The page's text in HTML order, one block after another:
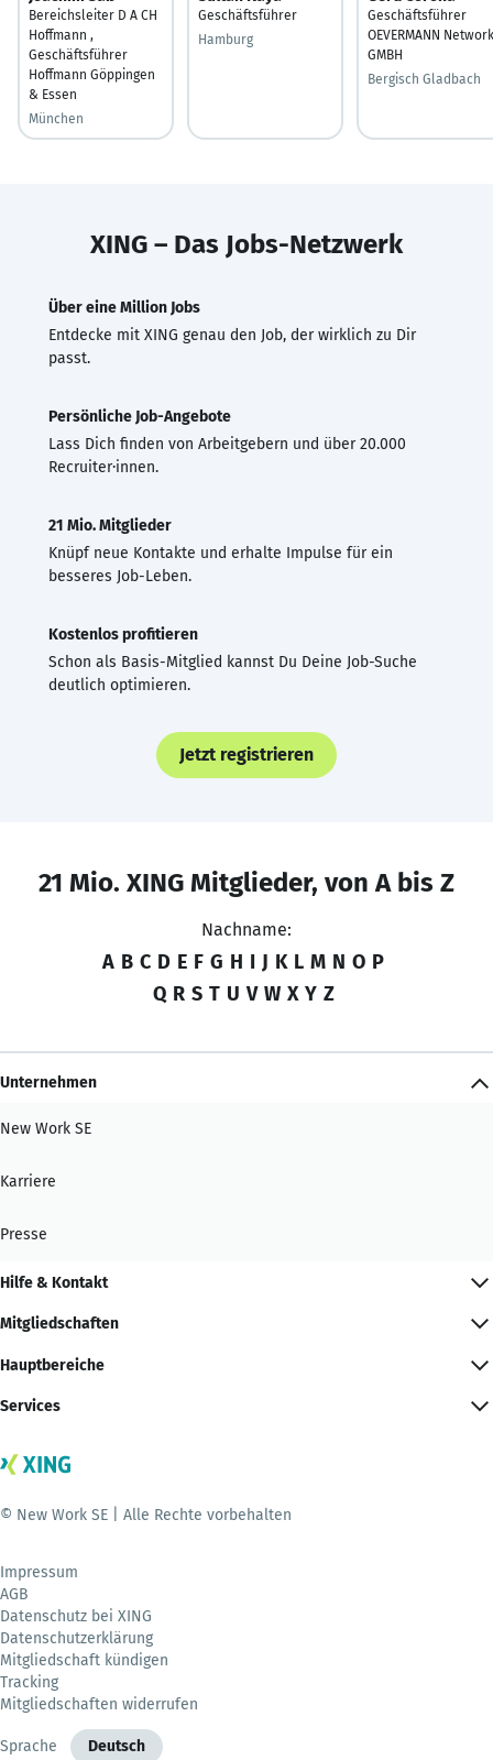
Bereichsleiter D A CH
Hoffmann ,
Geschäftsführer
Hoffmann Göppingen
& Essen
München
Geschäftsführer
Hamburg
Geschäftsführer
OEVERMANN
GMBH
Bergisch Gladbach
XING – Das Jobs-Netzwerk
Über eine Million Jobs
Entdecke mit XING genau den Job, der wirklich zu Dir
passt.
Persönliche Job-Angebote
Lass Dich finden von Arbeitgebern und über 20.000
Recruiter·innen.
21 Mio. Mitglieder
Knüpf neue Kontakte und erhalte Impulse für ein
besseres Job-Leben.
Kostenlos profitieren
Schon als Basis-Mitglied kannst Du Deine Job-Suche
deutlich optimieren.
Jetzt registrieren
21 Mio. XING Mitglieder, von A bis Z
Nachname:
A B C D E F G H I J K L M N O P
Q R S T U V W X Y Z
Unternehmen
New Work SE
Karriere
Presse
Hilfe & Kontakt
Mitgliedschaften
Hauptbereiche
Services
© New Work SE | Alle Rechte vorbehalten
Impressum
AGB
Datenschutz bei XING
Datenschutzerklärung
Mitgliedschaft kündigen
Tracking
Mitgliedschaften widerrufen
Sprache Deutsch